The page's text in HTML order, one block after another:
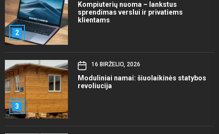
2
Kompiuterių nuoma – lankstus
sprendimas verslui ir privatiems
klientams
3
16 BIRŽELIO, 2026
Moduliniai namai: šiuolaikinės statybos
revoliucija